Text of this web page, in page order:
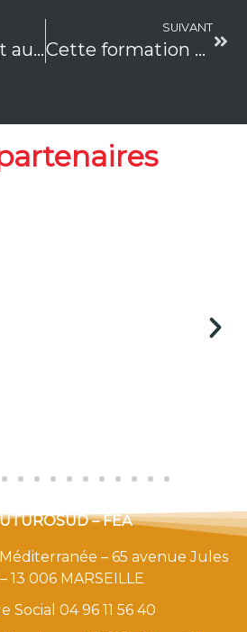
Un partenariat au service du sport, de la formation et de l’emploi
SUIVANT
Cette formation biqualifiante qui offre une double compétence recherchée dans le sport et le commerce.
– FEA
– 65 avenue Jules
13 006 MARSEILLE
Social 04 96 11 56 40